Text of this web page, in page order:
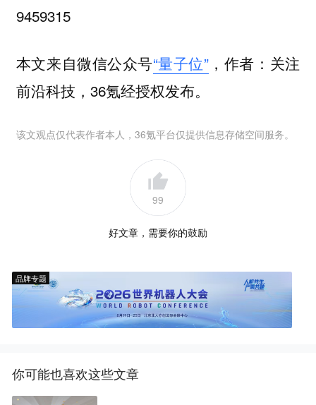
9459315
本文来自微信公众号“量子位”，作者：关注
前沿科技，36氪经授权发布。
该文观点仅代表作者本人，36氪平台仅提供信息存储空间服务。
99
好文章，需要你的鼓励
品牌专题
你可能也喜欢这些文章